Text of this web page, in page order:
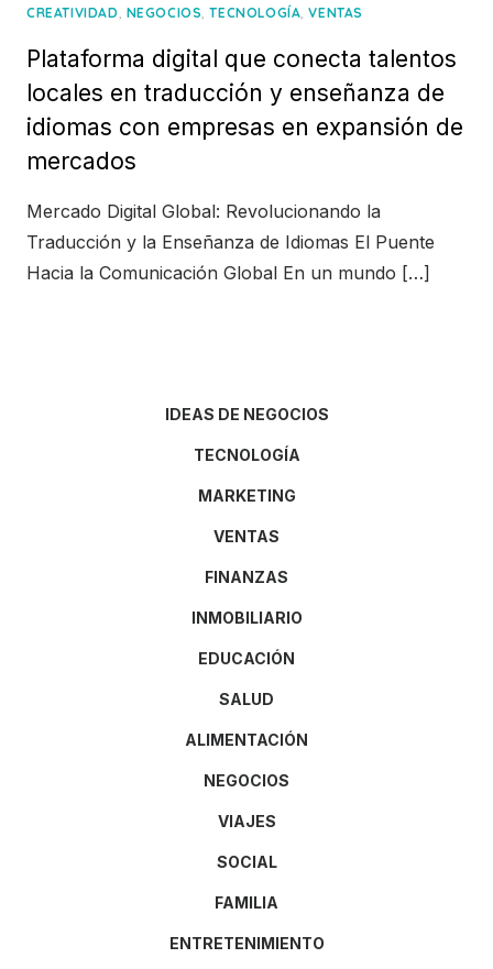
CREATIVIDAD, NEGOCIOS,TECNOLOGÍA,VENTAS
Plataforma digital que conecta talentos
locales en traducción y enseñanza de
idiomas con empresas en expansión de
mercados
Mercado Digital Global: Revolucionando la
Traducción y la Enseñanza de Idiomas El Puente
Hacia la Comunicación Global En un mundo […]
IDEAS DE NEGOCIOS
TECNOLOGÍA
MARKETING
VENTAS
FINANZAS
INMOBILIARIO
EDUCACIÓN
SALUD
ALIMENTACIÓN
NEGOCIOS
VIAJES
SOCIAL
FAMILIA
ENTRETENIMIENTO